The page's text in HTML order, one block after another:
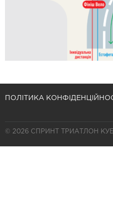
ПОЛІТИКА
© 2026 СПРИНТ ТРИАТЛОН